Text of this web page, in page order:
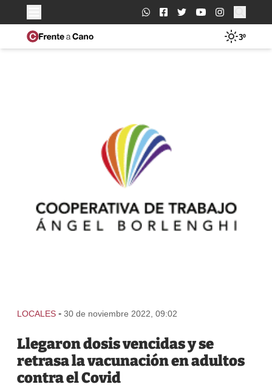
Buscar:
3º
LOCALES - 30 de noviembre 2022, 09:02
Llegaron dosis vencidas y se
retrasa la vacunación en adultos
contra el Covid